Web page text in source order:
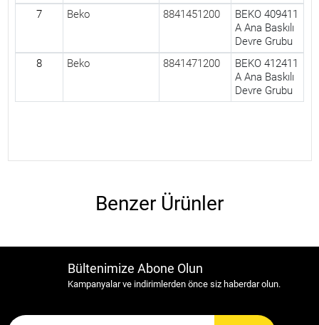
7
Beko 8841451200
BEKO 409411
A Ana Baskılı
Devre Grubu
8
Beko 8841471200
BEKO 412411
A Ana Baskılı
Devre Grubu
Benzer Ürünler
Bültenimize Abone Olun
Kampanyalar ve indirimlerden önce siz haberdar olun.